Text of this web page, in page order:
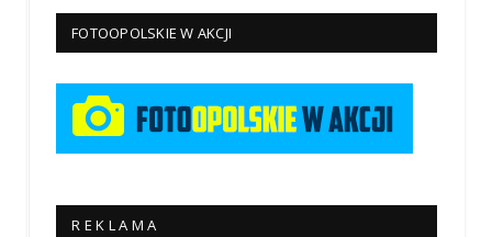
FOTOOPOLSKIE W AKCJI
R E K L A M A